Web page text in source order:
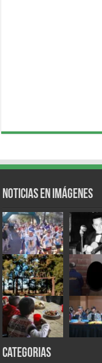
Noticias en Imágenes
Categorias